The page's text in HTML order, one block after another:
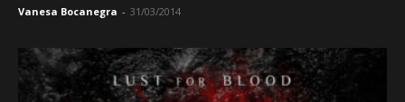
Vanesa Bocanegra - 31/03/2014